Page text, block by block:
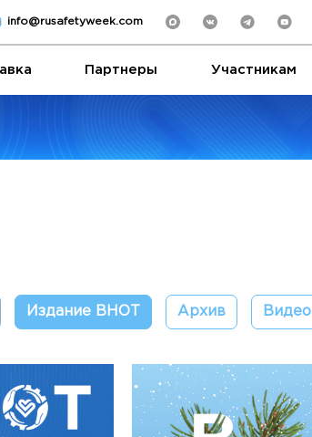
info@rusafetyweek.com
Партнеры Участникам
Издание ВНОТ Архив Видео